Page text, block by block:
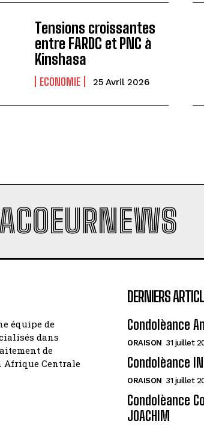
Tensions croissantes
entre FARDC et PNC à
Kinshasa
ECONOMIE 25 Avril 2026
équipe de
dans
de
Centrale
DERNIERS
Condolèance
ORAISON 31 juillet
Condolèance
ORAISON 31 juillet
Condolèance
JOACHIM